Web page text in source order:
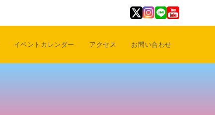
イベントカレンダー アクセス お問い合わせ